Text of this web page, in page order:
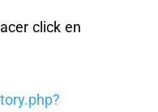
click en